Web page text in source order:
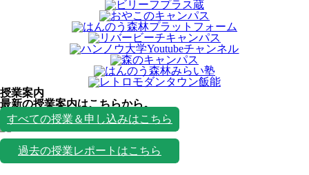
授業案内
最新の授業案内はこちらから。
授業一覧
すべての授業＆申し込みはこちら
過去の授業レポートはこちら